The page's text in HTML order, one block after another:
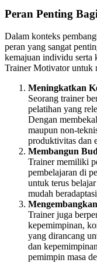
Peran Penting
Dalam konteks
peran yang sangat
kemajuan individu serta
Trainer Motivator untuk
Meningkatkan
Seorang trainer
pelatihan yang
Dengan
maupun non-
produktivitas dan
Membangun
Trainer memiliki
pembelajaran di
untuk terus
mudah
Trainer juga
kepemimpinan,
yang dirancang
dan
pemimpin masa